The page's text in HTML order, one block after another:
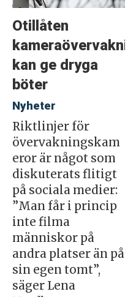
Otillåten
kameraövervakning
kan ge dryga
böter
Nyheter
Riktlinjer för
övervakningskam
eror är något som
diskuterats flitigt
på sociala medier:
”Man får i princip
inte filma
människor på
andra platser än på
sin egen tomt”,
säger Lena